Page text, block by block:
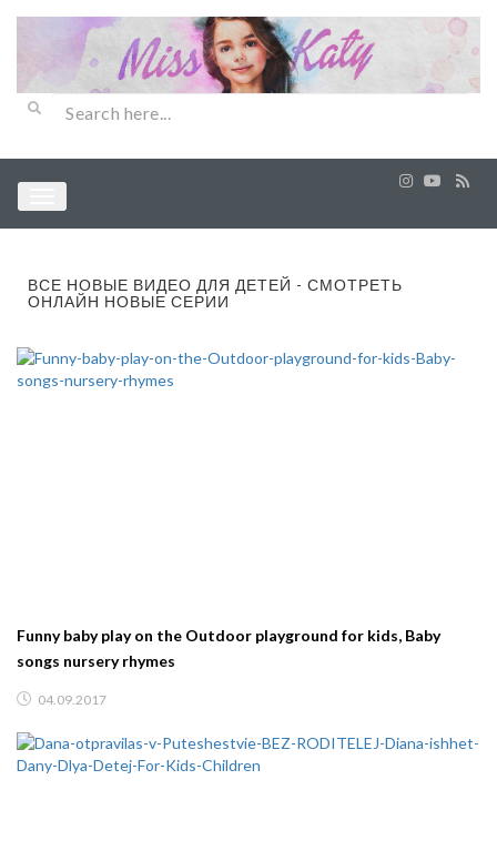
ВСЕ НОВЫЕ ВИДЕО ДЛЯ ДЕТЕЙ - СМОТРЕТЬ
ОНЛАЙН НОВЫЕ СЕРИИ
Funny baby play on the Outdoor playground for kids, Baby
songs nursery rhymes
04.09.2017